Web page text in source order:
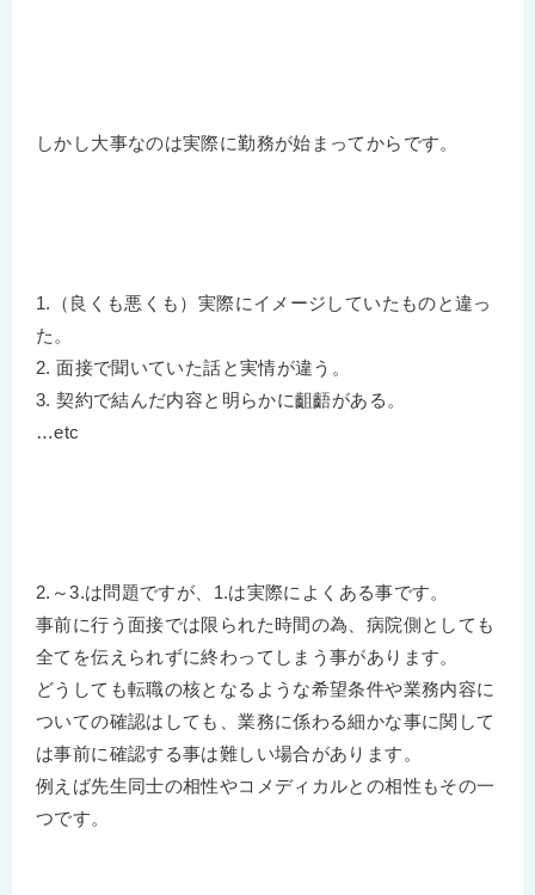
しかし大事なのは実際に勤務が始まってからです。
1.（良くも悪くも）実際にイメージしていたものと違っ
た。
2. 面接で聞いていた話と実情が違う。
3. 契約で結んだ内容と明らかに齟齬がある。
…etc
2.～3.は問題ですが、1.は実際によくある事です。
事前に行う面接では限られた時間の為、病院側としても
全てを伝えられずに終わってしまう事があります。
どうしても転職の核となるような希望条件や業務内容に
ついての確認はしても、業務に係わる細かな事に関して
は事前に確認する事は難しい場合があります。
例えば先生同士の相性やコメディカルとの相性もその一
つです。